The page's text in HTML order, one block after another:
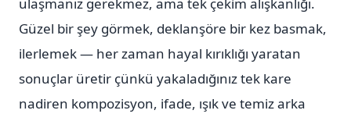
Güzel bir şey görmek, deklanşöre bir kez basmak,
ilerlemek — her zaman hayal kırıklığı yaratan
sonuçlar üretir çünkü yakaladığınız tek kare
nadiren kompozisyon, ifade, ışık ve temiz arka